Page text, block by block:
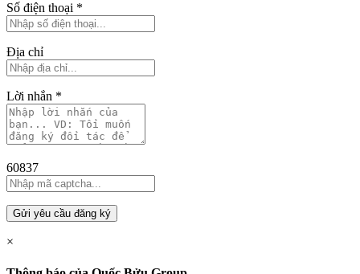
Số điện thoại *
Địa chỉ
Lời nhắn *
60837
Gửi yêu cầu đăng ký
×